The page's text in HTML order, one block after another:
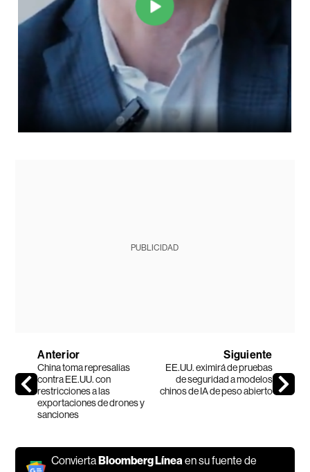
PUBLICIDAD
Anterior
China toma represalias
contra EE.UU. con
restricciones a las
exportaciones de drones y
sanciones
Siguiente
EE.UU. eximirá de pruebas
de seguridad a modelos
chinos de IA de peso abierto
ConviertaBloomberg Línea en su fuente de